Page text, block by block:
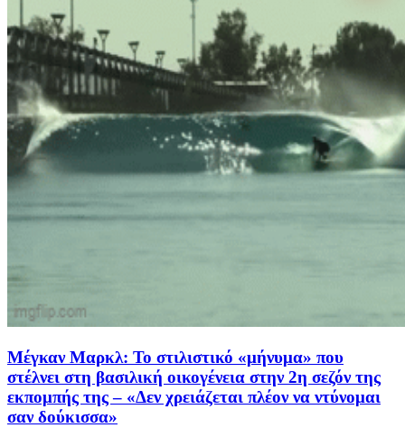
Μέγκαν Μαρκλ: Το στιλιστικό «μήνυμα» που
στέλνει στη βασιλική οικογένεια στην 2η σεζόν της
εκπομπής της – «Δεν χρειάζεται πλέον να ντύνομαι
σαν δούκισσα»